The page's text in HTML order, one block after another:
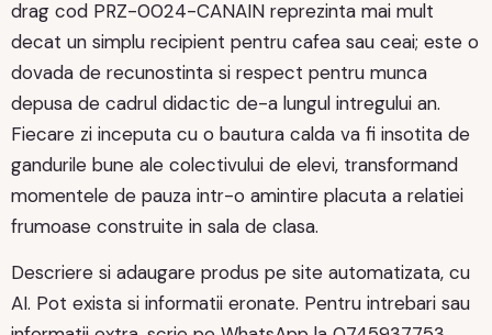
drag cod PRZ-0024-CANAIN reprezinta mai mult
decat un simplu recipient pentru cafea sau ceai; este o
dovada de recunostinta si respect pentru munca
depusa de cadrul didactic de-a lungul intregului an.
Fiecare zi inceputa cu o bautura calda va fi insotita de
gandurile bune ale colectivului de elevi, transformand
momentele de pauza intr-o amintire placuta a relatiei
frumoase construite in sala de clasa.
Descriere si adaugare produs pe site automatizata, cu
AI. Pot exista si informatii eronate. Pentru intrebari sau